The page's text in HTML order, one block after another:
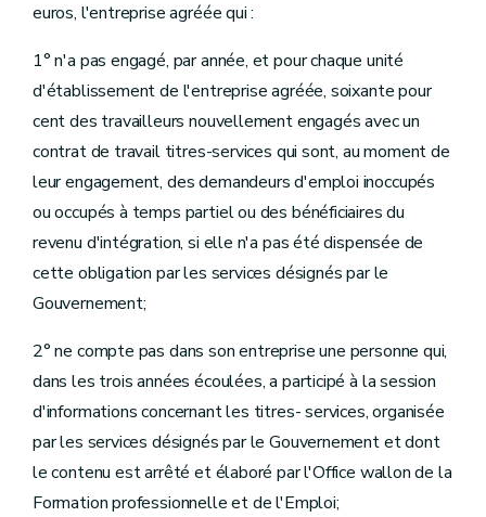
euros, l'entreprise agréée qui :
1° n'a pas engagé, par année, et pour chaque unité
d'établissement de l'entreprise agréée, soixante pour
cent des travailleurs nouvellement engagés avec un
contrat de travail titres-services qui sont, au moment de
leur engagement, des demandeurs d'emploi inoccupés
ou occupés à temps partiel ou des bénéficiaires du
revenu d'intégration, si elle n'a pas été dispensée de
cette obligation par les services désignés par le
Gouvernement;
2° ne compte pas dans son entreprise une personne qui,
dans les trois années écoulées, a participé à la session
d'informations concernant les titres- services, organisée
par les services désignés par le Gouvernement et dont
le contenu est arrêté et élaboré par l'Office wallon de la
Formation professionnelle et de l'Emploi;